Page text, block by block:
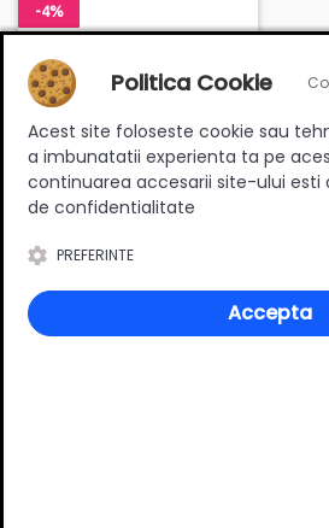
-4%
Balama clip-top aplicata,
integrat, placuta dreapta,
Politica Cookie
Acest site foloseste cookie sau
a imbunatatii experienta ta pe
continuarea accesarii site-ului esti de
de confidentialitate
PREFERINTE
Accepta